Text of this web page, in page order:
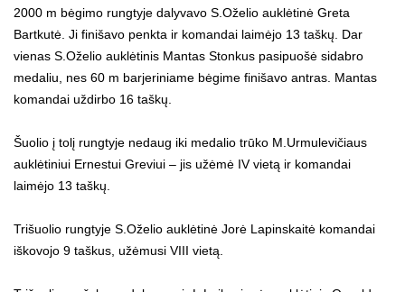
2000 m bėgimo rungtyje dalyvavo S.Oželio auklėtinė Greta
Bartkutė. Ji finišavo penkta ir komandai laimėjo 13 taškų. Dar
vienas S.Oželio auklėtinis Mantas Stonkus pasipuošė sidabro
medaliu, nes 60 m barjeriniame bėgime finišavo antras. Mantas
komandai uždirbo 16 taškų.
Šuolio į tolį rungtyje nedaug iki medalio trūko M.Urmulevičiaus
auklėtiniui Ernestui Greviui – jis užėmė IV vietą ir komandai
laimėjo 13 taškų.
Trišuolio rungtyje S.Oželio auklėtinė Jorė Lapinskaitė komandai
iškovojo 9 taškus, užėmusi VIII vietą.